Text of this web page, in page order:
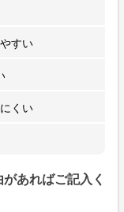
すい
くい
あればご記入く